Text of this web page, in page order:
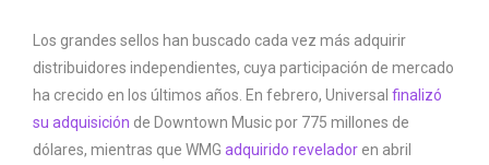
Los grandes sellos han buscado cada vez más adquirir
distribuidores independientes, cuya participación de mercado
ha crecido en los últimos años. En febrero, Universal finalizó
su adquisición de Downtown Music por 775 millones de
dólares, mientras que WMG adquirido revelador en abril